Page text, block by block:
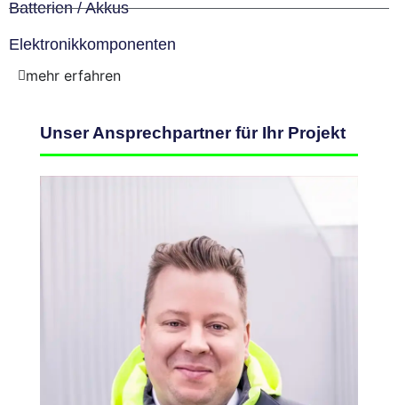
Batterien / Akkus
Elektronikkomponenten
mehr erfahren
Unser Ansprechpartner für Ihr Projekt